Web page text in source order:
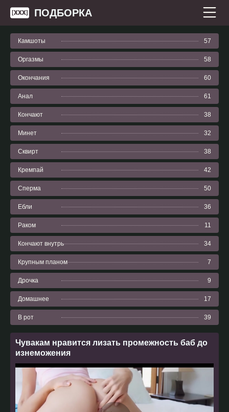
ПОДБОРКА
Камшоты 57
Оргазмы 58
Окончания 60
Анал 61
Кончают 38
Минет 32
Сквирт 38
Кремпай 42
Сперма 50
Ебли 36
Раком 11
Кончают внутрь 34
Крупным планом 7
Дрочка 9
Домашнее 17
В рот 39
Чувакам нравится лизать промежность баб до
изнеможения